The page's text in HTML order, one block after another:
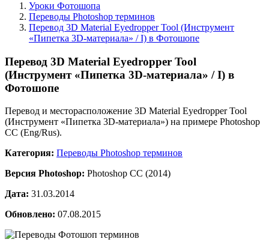
Уроки Фотошопа
Переводы Photoshop терминов
Перевод 3D Material Eyedropper Tool (Инструмент
«Пипетка 3D-материала» / I) в Фотошопе
Перевод 3D Material Eyedropper Tool
(Инструмент «Пипетка 3D-материала» / I) в
Фотошопе
Перевод и месторасположение 3D Material Eyedropper Tool
(Инструмент «Пипетка 3D-материала») на примере Photoshop
CC (Eng/Rus).
Категория: Переводы Photoshop терминов
Версия Photoshop: Photoshop CC (2014)
Дата: 31.03.2014
Обновлено: 07.08.2015